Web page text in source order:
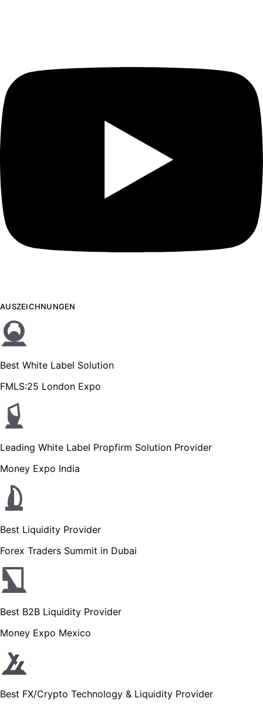
AUSZEICHNUNGEN
Best White Label Solution
FMLS:25 London Expo
Leading White Label Propfirm Solution Provider
Money Expo India
Best Liquidity Provider
Forex Traders Summit in Dubai
Best B2B Liquidity Provider
Money Expo Mexico
Best FX/Crypto Technology & Liquidity Provider